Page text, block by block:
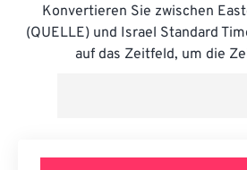
Konvertieren Sie zwischen
(QUELLE) und Israel Standard
auf das Zeitfeld, um die